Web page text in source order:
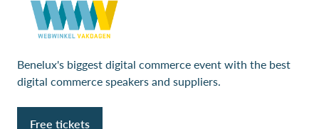
Benelux's biggest digital commerce event with the best
digital commerce speakers and suppliers.
Free tickets